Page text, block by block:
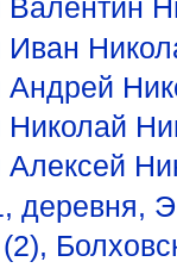
Валентин
Иван
Андрей
Николай
Алексей
деревня,